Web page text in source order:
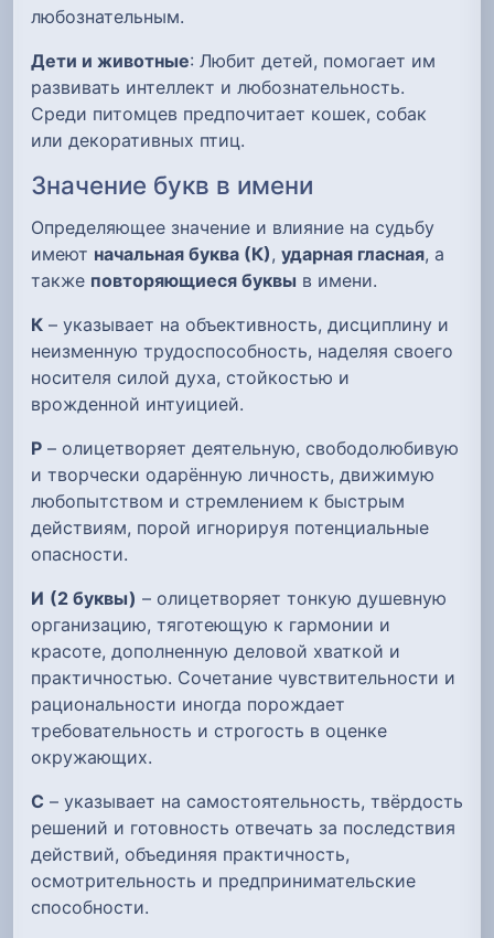
любознательным.
Дети и животные: Любит детей, помогает им
развивать интеллект и любознательность.
Среди питомцев предпочитает кошек, собак
или декоративных птиц.
Значение букв в имени
Определяющее значение и влияние на судьбу
имеют начальная буква (К), ударная гласная, а
также повторяющиеся буквы в имени.
К – указывает на объективность, дисциплину и
неизменную трудоспособность, наделяя своего
носителя силой духа, стойкостью и
врожденной интуицией.
Р – олицетворяет деятельную, свободолюбивую
и творчески одарённую личность, движимую
любопытством и стремлением к быстрым
действиям, порой игнорируя потенциальные
опасности.
И (2 буквы) – олицетворяет тонкую душевную
организацию, тяготеющую к гармонии и
красоте, дополненную деловой хваткой и
практичностью. Сочетание чувствительности и
рациональности иногда порождает
требовательность и строгость в оценке
окружающих.
С – указывает на самостоятельность, твёрдость
решений и готовность отвечать за последствия
действий, объединяя практичность,
осмотрительность и предпринимательские
способности.